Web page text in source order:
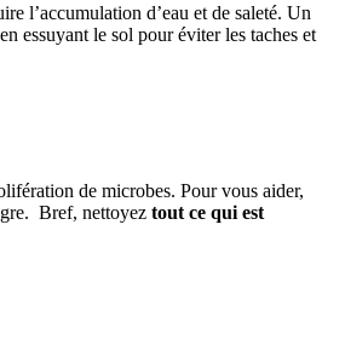
l’accumulation d’eau et de saleté. Un
essuyant le sol pour éviter les taches et
de microbes. Pour vous aider,
Bref, nettoyez tout ce qui est